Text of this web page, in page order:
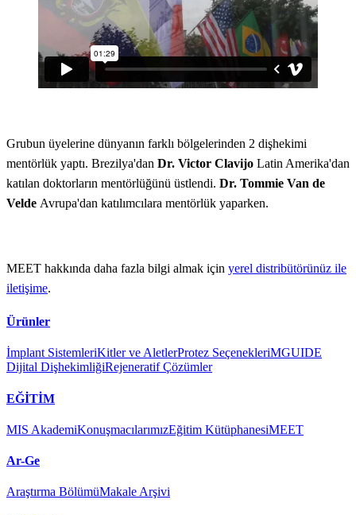
Grubun üyelerine dünyanın farklı bölgelerinden 2 dişhekimi
mentörlük yaptı. Brezilya'dan Dr. Victor Clavijo Latin Amerika'dan
katılan doktorların mentörlüğünü üstlendi. Dr. Tommie Van de
Velde Avrupa'dan katılımcılara mentörlük yaparken.
MEET hakkında daha fazla bilgi almak için yerel distribütörünüz ile
iletişime.
Ürünler
İmplant SistemleriKitler ve AletlerProtez SeçenekleriMGUIDE
Dijital DişhekimliğiRejeneratif Çözümler
EĞİTİM
MIS AkademiKonuşmacılarımızEğitim KütüphanesiMEET
Ar-Ge
Araştırma BölümüMakale Arşivi